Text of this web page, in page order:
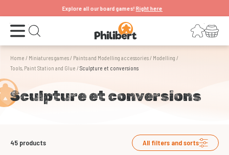
Explore all our board games!Right here
Open the menu Open search LoginYour shopping cart
Home / Miniatures games/ Paints and Modelling accessories/ Modelling /
Tools, Paint Station and Glue /Sculpture et conversions
Sculpture et conversions
45 products All filters and sorts